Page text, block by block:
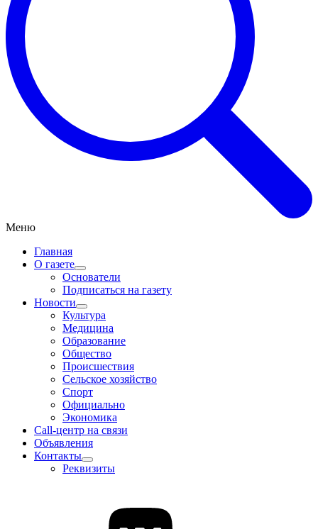
Меню
Главная
О газете
Основатели
Подписаться на газету
Новости
Культура
Медицина
Образование
Общество
Происшествия
Сельское хозяйство
Спорт
Официально
Экономика
Call-центр на связи
Объявления
Контакты
Реквизиты